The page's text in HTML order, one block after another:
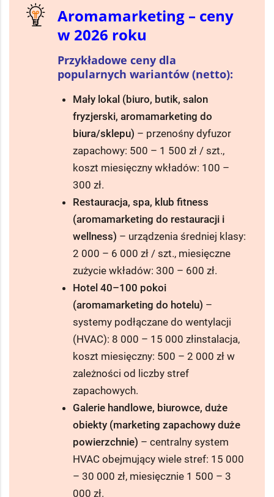
Aromamarketing – ceny
w 2026 roku
Przykładowe ceny dla
popularnych wariantów (netto):
Mały lokal (biuro, butik, salon
fryzjerski, aromamarketing do
biura/sklepu) – przenośny dyfuzor
zapachowy: 500 – 1 500 zł / szt.,
koszt miesięczny wkładów: 100 –
300 zł.
Restauracja, spa, klub fitness
(aromamarketing do restauracji i
wellness) – urządzenia średniej klasy:
2 000 – 6 000 zł / szt., miesięczne
zużycie wkładów: 300 – 600 zł.
Hotel 40–100 pokoi
(aromamarketing do hotelu) –
systemy podłączane do wentylacji
(HVAC): 8 000 – 15 000 złinstalacja,
koszt miesięczny: 500 – 2 000 zł w
zależności od liczby stref
zapachowych.
Galerie handlowe, biurowce, duże
obiekty (marketing zapachowy duże
powierzchnie) – centralny system
HVAC obejmujący wiele stref: 15 000
– 30 000 zł, miesięcznie 1 500 – 3
000 zł.